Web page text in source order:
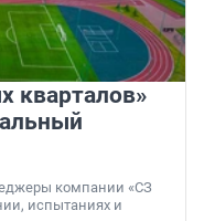
кварталов»
компании «СЗ
испытаниях и